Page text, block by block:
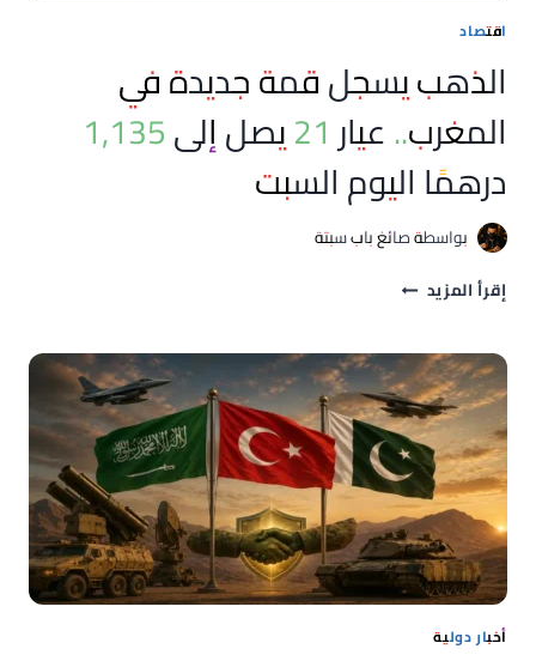
اقتصاد
الذهب يسجل قمة جديدة في
المغرب.. عيار 21 يصل إلى 1,135
درهمًا اليوم السبت
بواسطةصائغ باب سبتة
إقرأ المزيد الذهب
جديدة
في
المغرب..
عيار
21
يصل
إلى
1,135
درهمًا
اليوم
السبت
أخبار دولية